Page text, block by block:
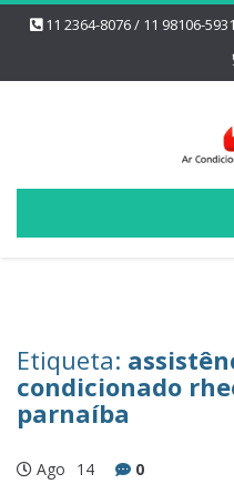
11 2364-8076 / 11 98106-5931
Etiqueta:
condicionado
parnaíba
Ago 14 0